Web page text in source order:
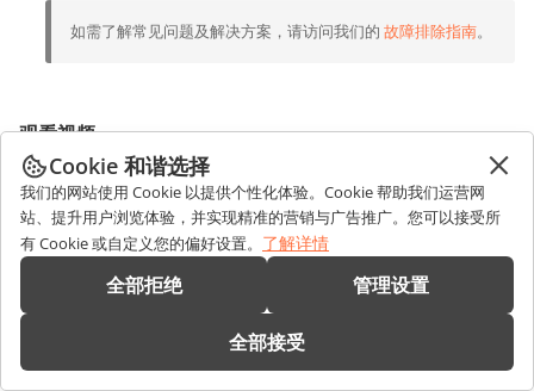
如需了解常见问题及解决方案，请访问我们的 故障排除指南。
观看视频
Cookie 和谐选择
我们的网站使用 Cookie 以提供个性化体验。Cookie 帮助我们运营网
站、提升用户浏览体验，并实现精准的营销与广告推广。您可以接受所
有 Cookie 或自定义您的偏好设置。 了解详情
全部拒绝 管理设置
全部接受